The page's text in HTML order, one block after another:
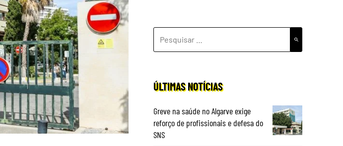
POR:
ÚLTIMAS NOTÍCIAS
Greve na saúde no Algarve exige
reforço de profissionais e defesa do
SNS